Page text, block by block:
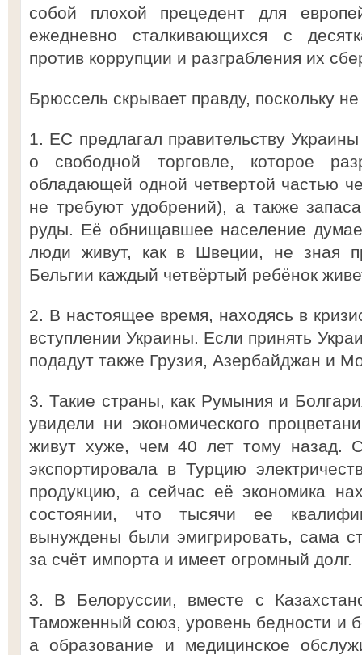
собой плохой прецедент для
ежедневно сталкивающихся с
против коррупции и разграбления их
Брюссель скрывает правду, поскольку
1. ЕС предлагал правительству
о свободной торговле, которое
обладающей одной четвертой частью
не требуют удобрений), а также
руды. Её обнищавшее население
люди живут, как в Швеции, не зная
Бельгии каждый четвёртый ребёнок
2. В настоящее время, находясь в
вступлении Украины. Если принять
подадут также Грузия, Азербайджан и
3. Такие страны, как Румыния и
увидели ни экономического
живут хуже, чем 40 лет тому назад.
экспортировала в Турцию
продукцию, а сейчас её экономика
состоянии, что тысячи ее
вынуждены были эмигрировать, сама
за счёт импорта и имеет огромный долг.
3. В Белоруссии, вместе с
Таможенный союз, уровень бедности и
а образование и медицинское